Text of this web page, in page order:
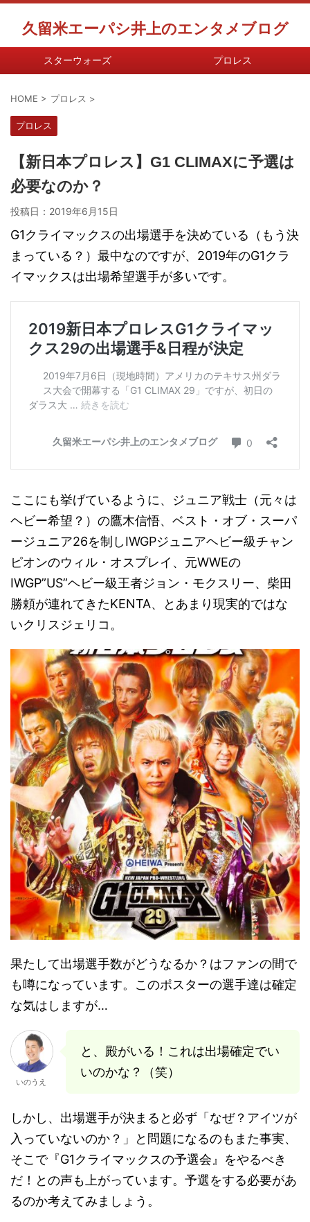
久留米エーパシ井上のエンタメブログ
スターウォーズ プロレス
HOME > プロレス >
プロレス
【新日本プロレス】G1 CLIMAXに予選は
必要なのか？
投稿日： 2019年6月15日
G1クライマックスの出場選手を決めている（もう決
まっている？）最中なのですが、2019年のG1クラ
イマックスは出場希望選手が多いです。
ここにも挙げているように、ジュニア戦士（元々は
ヘビー希望？）の鷹木信悟、ベスト・オブ・スーパ
ージュニア26を制しIWGPジュニアヘビー級チャン
ピオンのウィル・オスプレイ、元WWEの
IWGP”US”ヘビー級王者ジョン・モクスリー、柴田
勝頼が連れてきたKENTA、とあまり現実的ではな
いクリスジェリコ。
果たして出場選手数がどうなるか？はファンの間で
も噂になっています。このポスターの選手達は確定
な気はしますが…
いのうえ
と、殿がいる！これは出場確定でい
いのかな？（笑）
しかし、出場選手が決まると必ず「なぜ？アイツが
入っていないのか？」と問題になるのもまた事実、
そこで『G1クライマックスの予選会』をやるべき
だ！との声も上がっています。予選をする必要があ
るのか考えてみましょう。